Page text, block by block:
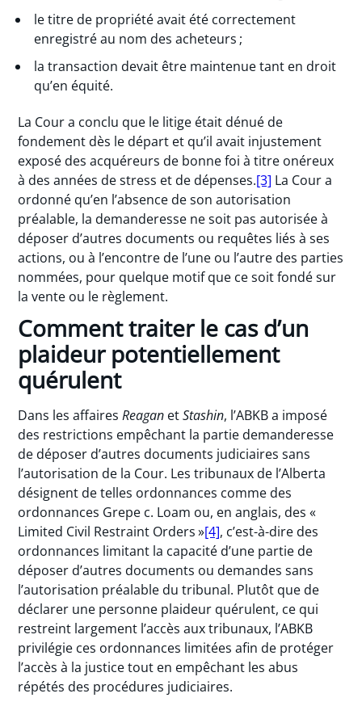
le titre de propriété avait été correctement
enregistré au nom des acheteurs ;
la transaction devait être maintenue tant en droit
qu’en équité.
La Cour a conclu que le litige était dénué de
fondement dès le départ et qu’il avait injustement
exposé des acquéreurs de bonne foi à titre onéreux
à des années de stress et de dépenses.[3] La Cour a
ordonné qu’en l’absence de son autorisation
préalable, la demanderesse ne soit pas autorisée à
déposer d’autres documents ou requêtes liés à ses
actions, ou à l’encontre de l’une ou l’autre des parties
nommées, pour quelque motif que ce soit fondé sur
la vente ou le règlement.
Comment traiter le cas d’un
plaideur potentiellement
quérulent
Dans les affairesReagan etStashin, l’ABKB a imposé
des restrictions empêchant la partie demanderesse
de déposer d’autres documents judiciaires sans
l’autorisation de la Cour. Les tribunaux de l’Alberta
désignent de telles ordonnances comme des
ordonnances Grepe c. Loam ou, en anglais, des «
Limited Civil Restraint Orders »[4], c’est-à-dire des
ordonnances limitant la capacité d’une partie de
déposer d’autres documents ou demandes sans
l’autorisation préalable du tribunal. Plutôt que de
déclarer une personne plaideur quérulent, ce qui
restreint largement l’accès aux tribunaux, l’ABKB
privilégie ces ordonnances limitées afin de protéger
l’accès à la justice tout en empêchant les abus
répétés des procédures judiciaires.